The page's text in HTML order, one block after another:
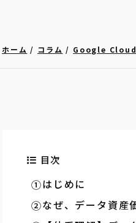
ホーム コラム Google Cloud
目次
はじめに
なぜ、データ資産